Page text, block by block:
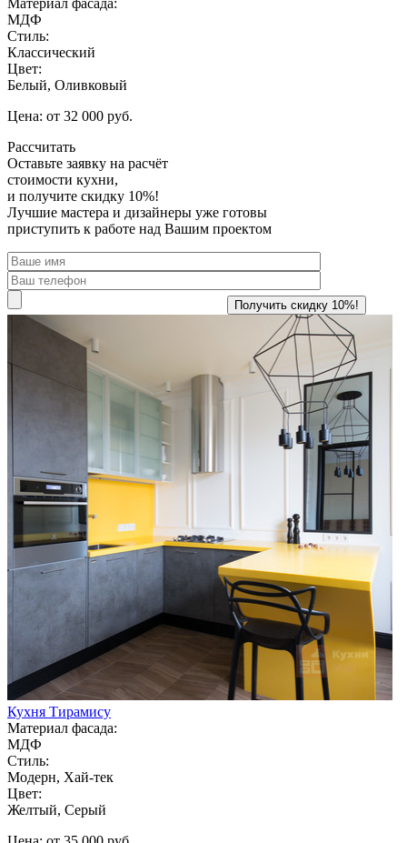
МДФ
Стиль:
Классический
Цвет:
Белый, Оливковый
Цена: от 32 000 руб.
Рассчитать
Оставьте заявку на расчёт
стоимости кухни,
и получите скидку 10%!
Лучшие мастера и дизайнеры уже готовы
приступить к работе над Вашим проектом
Кухня Тирамису
Материал фасада:
МДФ
Стиль:
Модерн, Хай-тек
Цвет:
Желтый, Серый